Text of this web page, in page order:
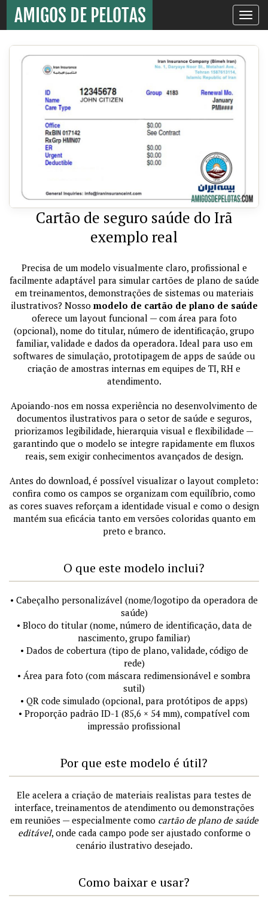
Toggle
Cartão de seguro saúde do Irã
exemplo real
Precisa de um modelo visualmente claro, profissional e
facilmente adaptável para simular cartões de plano de saúde
em treinamentos, demonstrações de sistemas ou materiais
ilustrativos? Nosso modelo de cartão de plano de saúde
oferece um layout funcional — com área para foto
(opcional), nome do titular, número de identificação, grupo
familiar, validade e dados da operadora. Ideal para uso em
softwares de simulação, prototipagem de apps de saúde ou
criação de amostras internas em equipes de TI, RH e
atendimento.
Apoiando-nos em nossa experiência no desenvolvimento de
documentos ilustrativos para o setor de saúde e seguros,
priorizamos legibilidade, hierarquia visual e flexibilidade —
garantindo que o modelo se integre rapidamente em fluxos
reais, sem exigir conhecimentos avançados de design.
Antes do download, é possível visualizar o layout completo:
confira como os campos se organizam com equilíbrio, como
as cores suaves reforçam a identidade visual e como o design
mantém sua eficácia tanto em versões coloridas quanto em
preto e branco.
O que este modelo inclui?
• Cabeçalho personalizável (nome/logotipo da operadora de
saúde)
• Bloco do titular (nome, número de identificação, data de
nascimento, grupo familiar)
• Dados de cobertura (tipo de plano, validade, código de
rede)
• Área para foto (com máscara redimensionável e sombra
sutil)
• QR code simulado (opcional, para protótipos de apps)
• Proporção padrão ID-1 (85,6 × 54 mm), compatível com
impressão profissional
Por que este modelo é útil?
Ele acelera a criação de materiais realistas para testes de
interface, treinamentos de atendimento ou demonstrações
em reuniões — especialmente como cartão de plano de saúde
editável, onde cada campo pode ser ajustado conforme o
cenário ilustrativo desejado.
Como baixar e usar?